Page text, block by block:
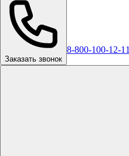
Заказать звонок
8-800-100-12-11